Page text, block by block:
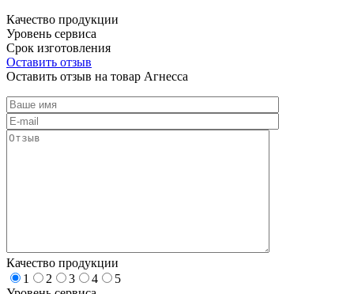
Качество продукции
Уровень сервиса
Срок изготовления
Оставить отзыв
Оставить отзыв на товар Агнесса
Качество продукции
1
2 3 4
5